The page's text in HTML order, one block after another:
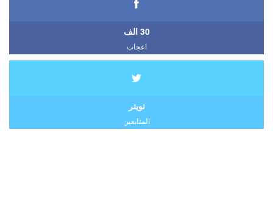
30 الف
اعجاب
تويتر
المتابعين